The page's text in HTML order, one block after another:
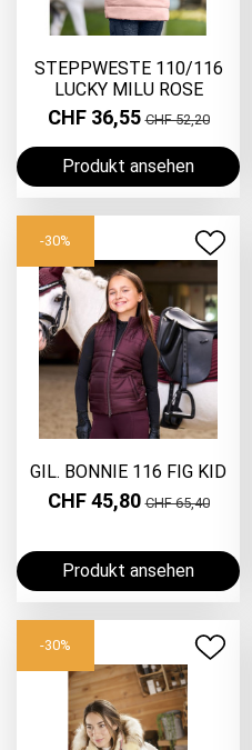
STEPPWESTE 110/116
LUCKY MILU ROSE
CHF 36,55CHF 52,20
Produkt ansehen
-30%
GIL. BONNIE 116 FIG KID
CHF 45,80CHF 65,40
Produkt ansehen
-30%